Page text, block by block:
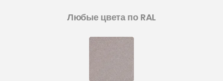
Любые цвета по RAL